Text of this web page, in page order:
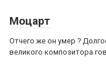
Моцарт
Отчего же он умер ?
великого композитора